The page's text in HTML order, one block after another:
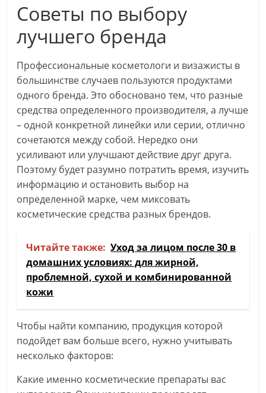
Советы по выбору
лучшего бренда
Профессиональные косметологи и визажисты в
большинстве случаев пользуются продуктами
одного бренда. Это обосновано тем, что разные
средства определенного производителя, а лучше
– одной конкретной линейки или серии, отлично
сочетаются между собой. Нередко они
усиливают или улучшают действие друг друга.
Поэтому будет разумно потратить время, изучить
информацию и остановить выбор на
определенной марке, чем миксовать
косметические средства разных брендов.
Читайте также: Уход за лицом после 30 в
домашних условиях: для жирной,
проблемной, сухой и комбинированной
кожи
Чтобы найти компанию, продукция которой
подойдет вам больше всего, нужно учитывать
несколько факторов:
Какие именно косметические препараты вас